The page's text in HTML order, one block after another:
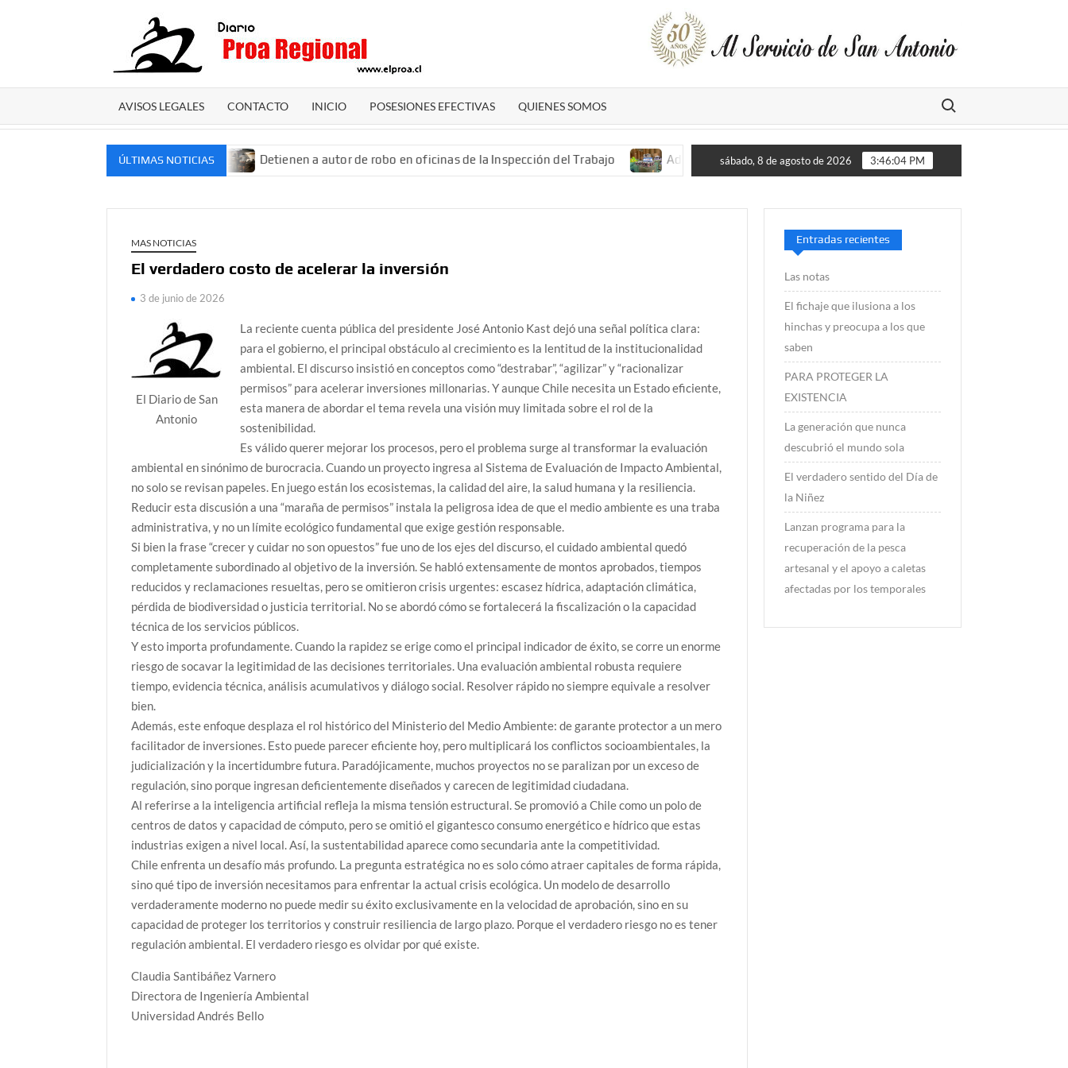
Antonio
AVISOS LEGALES CONTACTO INICIO POSESIONES EFECTIVAS QUIENES SOMOS
Buscar:
ÚLTIMAS NOTICIAS
falleció cuando realizaba poda Detienen a autor de robo en oficinas de la Inspección del Trabajo Aduanas en San Antonio incauta más de 113 mil juguetes falsificados
sábado, 8 de agosto de 2026 3:46:04 PM
MAS NOTICIAS
El verdadero costo de acelerar la inversión
3 de junio de 2026
El Diario de San
Antonio
La reciente cuenta pública del presidente José Antonio Kast dejó una señal política clara:
para el gobierno, el principal obstáculo al crecimiento es la lentitud de la institucionalidad
ambiental. El discurso insistió en conceptos como “destrabar”, “agilizar” y “racionalizar
permisos” para acelerar inversiones millonarias. Y aunque Chile necesita un Estado eficiente,
esta manera de abordar el tema revela una visión muy limitada sobre el rol de la
sostenibilidad.
Es válido querer mejorar los procesos, pero el problema surge al transformar la evaluación
ambiental en sinónimo de burocracia. Cuando un proyecto ingresa al Sistema de Evaluación de Impacto Ambiental,
no solo se revisan papeles. En juego están los ecosistemas, la calidad del aire, la salud humana y la resiliencia.
Reducir esta discusión a una “maraña de permisos” instala la peligrosa idea de que el medio ambiente es una traba
administrativa, y no un límite ecológico fundamental que exige gestión responsable.
Si bien la frase “crecer y cuidar no son opuestos” fue uno de los ejes del discurso, el cuidado ambiental quedó
completamente subordinado al objetivo de la inversión. Se habló extensamente de montos aprobados, tiempos
reducidos y reclamaciones resueltas, pero se omitieron crisis urgentes: escasez hídrica, adaptación climática,
pérdida de biodiversidad o justicia territorial. No se abordó cómo se fortalecerá la fiscalización o la capacidad
técnica de los servicios públicos.
Y esto importa profundamente. Cuando la rapidez se erige como el principal indicador de éxito, se corre un enorme
riesgo de socavar la legitimidad de las decisiones territoriales. Una evaluación ambiental robusta requiere
tiempo, evidencia técnica, análisis acumulativos y diálogo social. Resolver rápido no siempre equivale a resolver
bien.
Además, este enfoque desplaza el rol histórico del Ministerio del Medio Ambiente: de garante protector a un mero
facilitador de inversiones. Esto puede parecer eficiente hoy, pero multiplicará los conflictos socioambientales, la
judicialización y la incertidumbre futura. Paradójicamente, muchos proyectos no se paralizan por un exceso de
regulación, sino porque ingresan deficientemente diseñados y carecen de legitimidad ciudadana.
Al referirse a la inteligencia artificial refleja la misma tensión estructural. Se promovió a Chile como un polo de
centros de datos y capacidad de cómputo, pero se omitió el gigantesco consumo energético e hídrico que estas
industrias exigen a nivel local. Así, la sustentabilidad aparece como secundaria ante la competitividad.
Chile enfrenta un desafío más profundo. La pregunta estratégica no es solo cómo atraer capitales de forma rápida,
sino qué tipo de inversión necesitamos para enfrentar la actual crisis ecológica. Un modelo de desarrollo
verdaderamente moderno no puede medir su éxito exclusivamente en la velocidad de aprobación, sino en su
capacidad de proteger los territorios y construir resiliencia de largo plazo. Porque el verdadero riesgo no es tener
regulación ambiental. El verdadero riesgo es olvidar por qué existe.
Claudia Santibáñez Varnero
Directora de Ingeniería Ambiental
Universidad Andrés Bello
Entradas recientes
Las notas
El fichaje que ilusiona a los
hinchas y preocupa a los que
saben
PARA PROTEGER LA
EXISTENCIA
La generación que nunca
descubrió el mundo sola
El verdadero sentido del Día de
la Niñez
Lanzan programa para la
recuperación de la pesca
artesanal y el apoyo a caletas
afectadas por los temporales